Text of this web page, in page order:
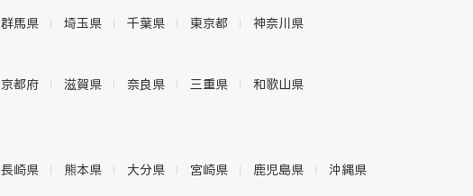
群馬県 埼玉県 千葉県 東京都 神奈川県
京都府 滋賀県 奈良県 三重県 和歌山県
長崎県 熊本県 大分県 宮崎県 鹿児島県 沖縄県